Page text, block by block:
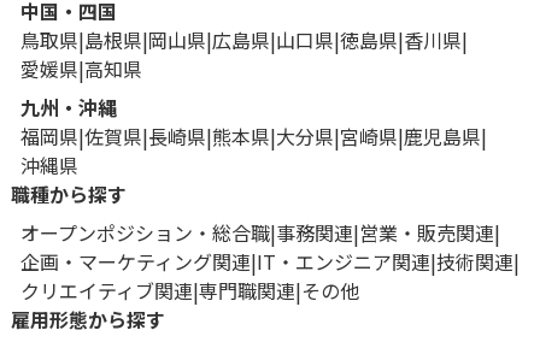
中国・四国
鳥取県 島根県 岡山県 広島県 山口県 徳島県 香川県
愛媛県 高知県
九州・沖縄
福岡県 佐賀県 長崎県 熊本県 大分県 宮崎県 鹿児島県
沖縄県
職種から探す
オープンポジション・総合職 事務関連 営業・販売関連
企画・マーケティング関連 IT・エンジニア関連 技術関連
クリエイティブ関連 専門職関連 その他
雇用形態から探す